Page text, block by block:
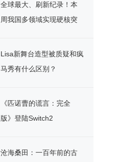
全球最大、刷新纪录！本
周我国多领域实现硬核突
Lisa新舞台造型被质疑和疯
马秀有什么区别？
《匹诺曹的谎言：完全
版》登陆Switch2
沧海桑田：一百年前的古